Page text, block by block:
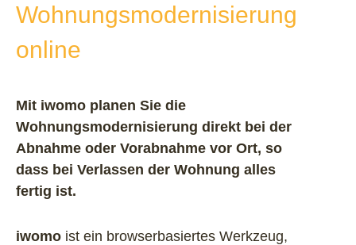
Wohnungsmodernisierung
online
Mit iwomo planen Sie die
Wohnungsmodernisierung direkt bei der
Abnahme oder Vorabnahme vor Ort, so
dass bei Verlassen der Wohnung alles
fertig ist.
iwomo ist ein browserbasiertes Werkzeug,